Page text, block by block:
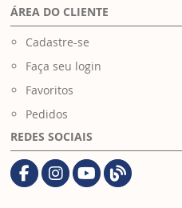
ÁREA DO CLIENTE
Cadastre-se
Faça seu login
Favoritos
Pedidos
REDES SOCIAIS